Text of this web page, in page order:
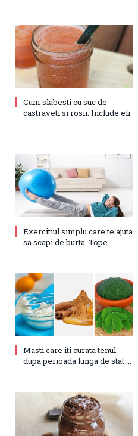
Cum slabesti cu suc de
castraveti si rosii. Include eli
...
Exercitiul simplu care te ajuta
sa scapi de burta. Tope ...
Masti care iti curata tenul
dupa perioada lunga de stat ...